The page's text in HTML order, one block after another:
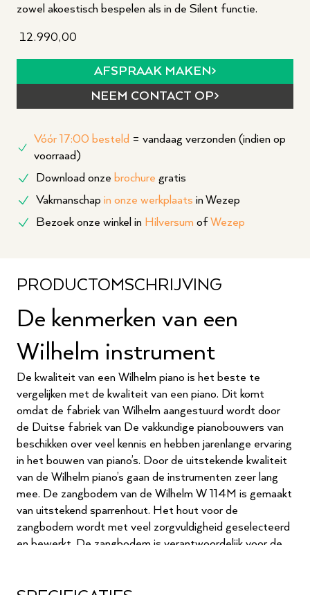
zowel akoestisch bespelen als in de Silent functie.
12.990,00
AFSPRAAK MAKEN
NEEM CONTACT OP
Vóór 17:00 besteld = vandaag verzonden (indien op
voorraad)
Download onze brochure gratis
Vakmanschap in onze werkplaats in Wezep
Bezoek onze winkel in Hilversum of Wezep
PRODUCTOMSCHRIJVING
De kenmerken van een
Wilhelm instrument
De kwaliteit van een Wilhelm piano is het beste te
vergelijken met de kwaliteit van een piano. Dit komt
omdat de fabriek van Wilhelm aangestuurd wordt door
de Duitse fabriek van De vakkundige pianobouwers van
beschikken over veel kennis en hebben jarenlange ervaring
in het bouwen van piano’s. Door de uitstekende kwaliteit
van de Wilhelm piano’s gaan de instrumenten zeer lang
mee. De zangbodem van de Wilhelm W 114M is gemaakt
van uitstekend sparrenhout. Het hout voor de
zangbodem wordt met veel zorgvuldigheid geselecteerd
en bewerkt. De zangbodem is verantwoordelijk voor de
Het begin van